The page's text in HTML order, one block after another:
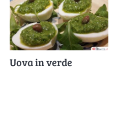
Uova in verde